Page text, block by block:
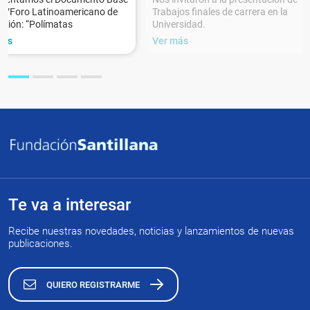
Latinoamericano de
“Polímatas
Trabajos finales de carrera en la
Universidad.
Ver más
Te va a interesar
Recibe nuestras novedades, noticias y lanzamientos de nuevas
publicaciones.
QUIERO REGISTRARME